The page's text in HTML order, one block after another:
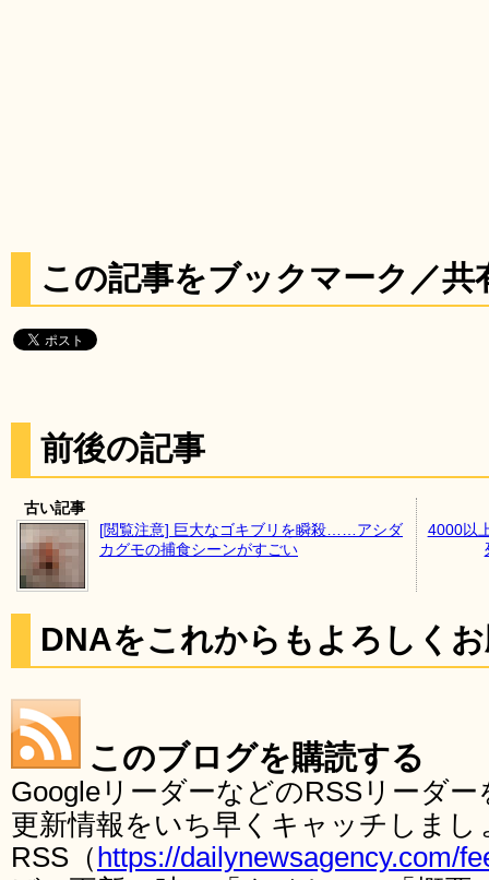
この記事をブックマーク／共
前後の記事
古い記事
[閲覧注意] 巨大なゴキブリを瞬殺……アシダ
カグモの捕食シーンがすごい
4000以
DNAをこれからもよろしく
このブログを購読する
GoogleリーダーなどのRSSリーダ
更新情報をいち早くキャッチしま
RSS（ https://dailynewsagency.com/